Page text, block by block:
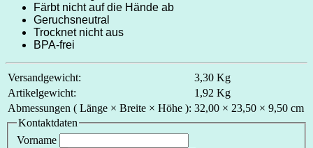
Färbt nicht auf die Hände ab
Geruchsneutral
Trocknet nicht aus
BPA-frei
Versandgewicht:
3,30 Kg
Artikelgewicht:
1,92 Kg
Abmessungen ( Länge × Breite × Höhe ): 32,00 × 23,50 × 9,50 cm
Kontaktdaten
Vorname